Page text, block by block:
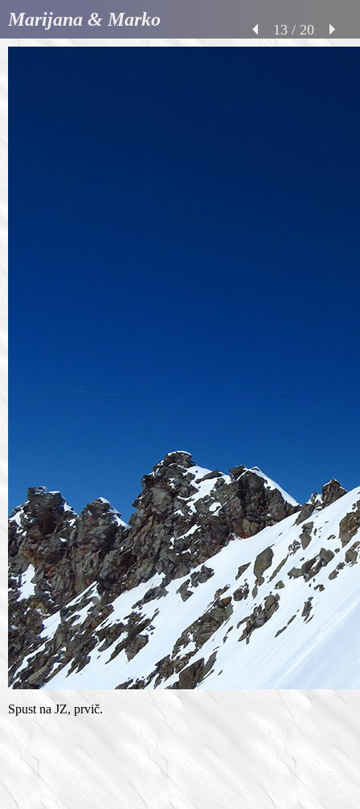
Marijana & Marko 13 / 20
Spust na JZ, prvič.